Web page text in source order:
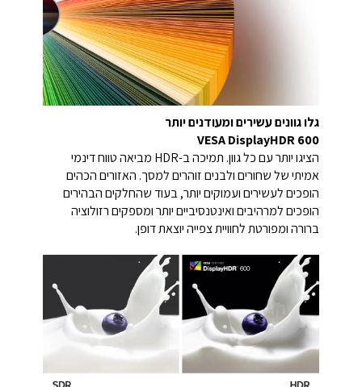
גלו גוונים עשירים ומעודנים יותר
VESA DisplayHDR 600
הציגו יותר עם כל גוון. תמיכה ב-HDR מביאה טווח דינמי
אמיתי של שחורים ולבנים זוהרים למסך. האזורים הכהים
הופכים לעשירים ועמוקים יותר, בעוד שהחלקים הבהירים
הופכים למרהיבים ואינטנסיביים יותר ומספקים רזולוציה
ברורה ומפורטת לחוויית צפייה יוצאת דופן.